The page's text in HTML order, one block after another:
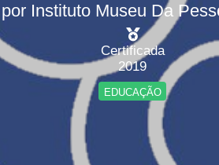
por Instituto Museu Da
Certificada
2019
EDUCAÇÃO